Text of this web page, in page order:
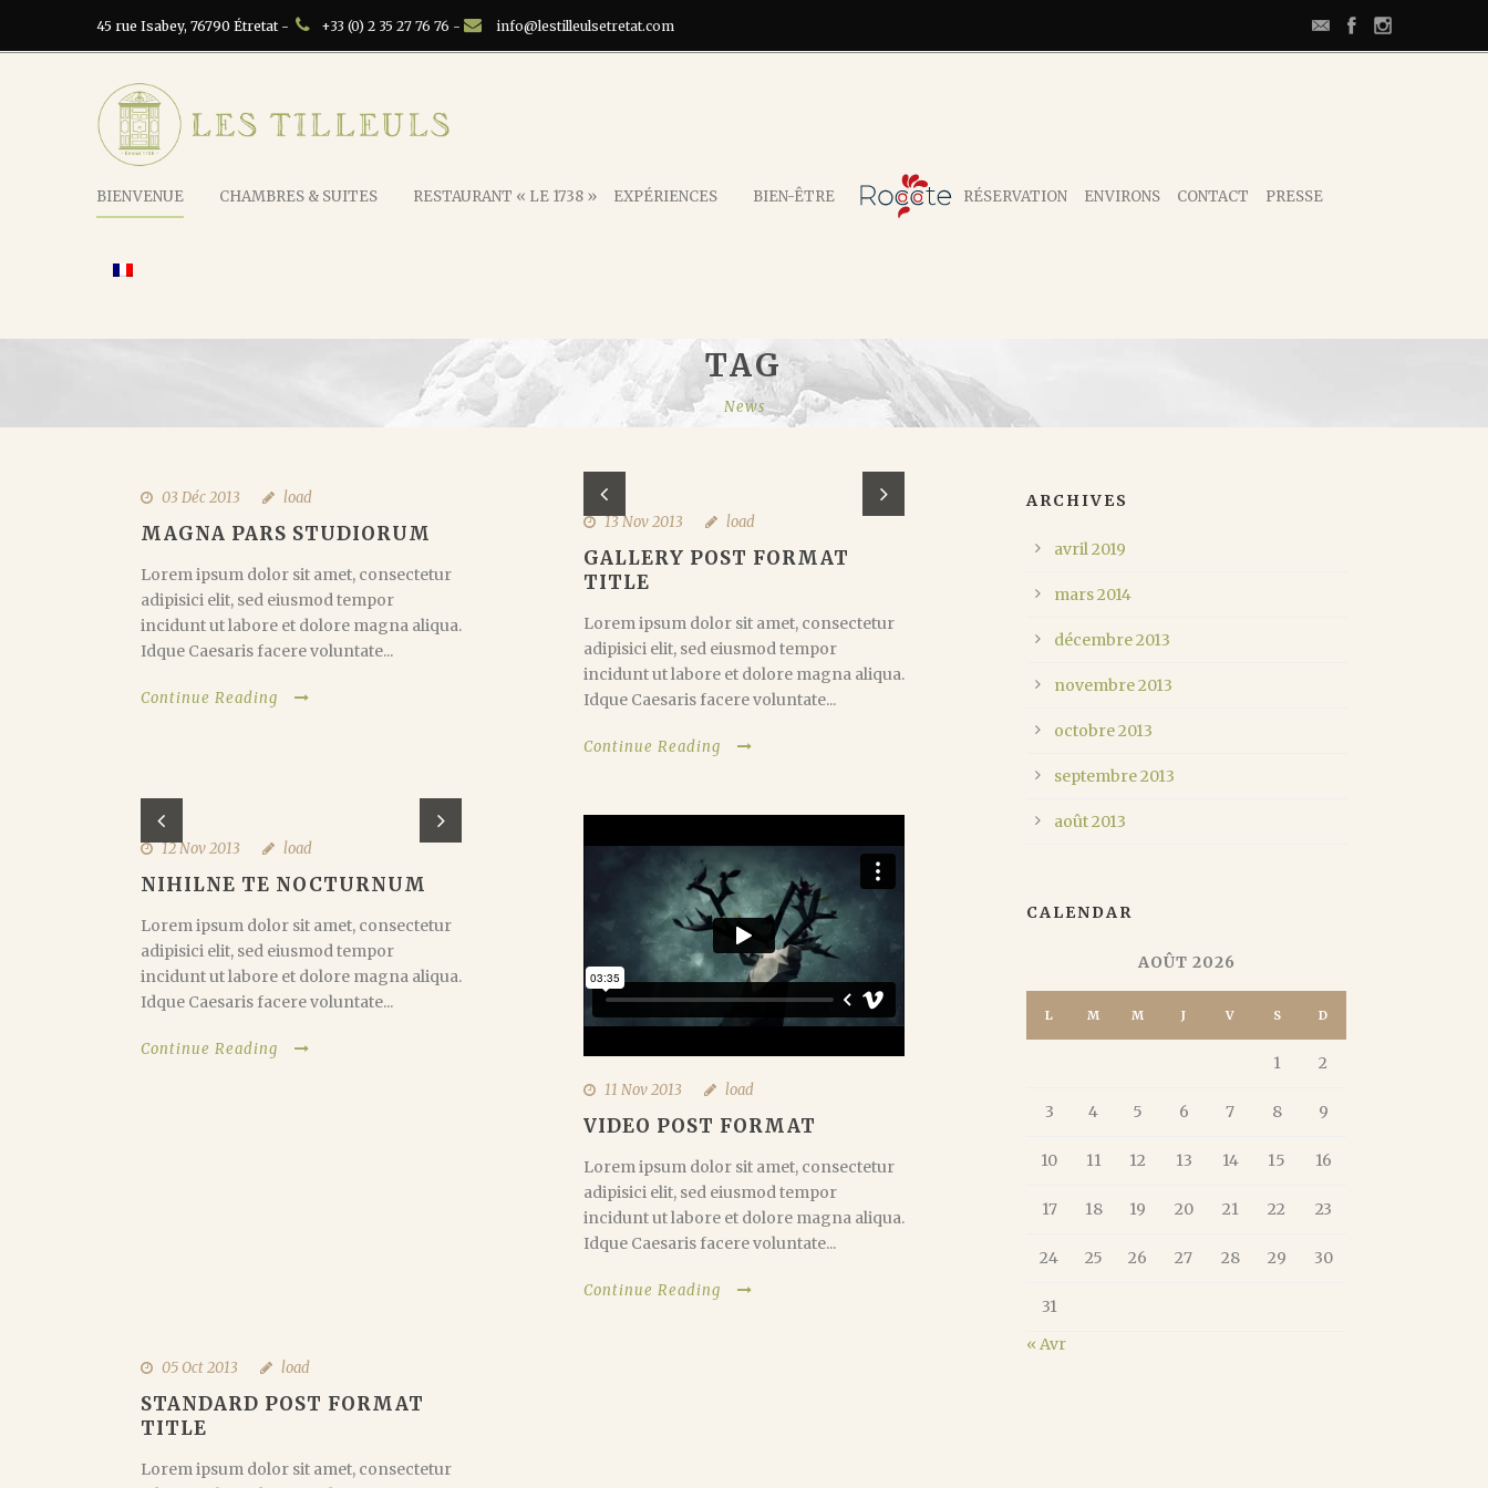
45 rue Isabey, 76790 Étretat - +33 (0) 2 35 27 76 76 - info@lestilleulsetretat.com
BIENVENUE CHAMBRES & SUITES RESTAURANT « LE 1738 » EXPÉRIENCES BIEN-ÊTRE RÉSERVATION ENVIRONS CONTACT PRESSE
TAG
News
03 Déc 2013 load
MAGNA PARS STUDIORUM
Lorem ipsum dolor sit amet, consectetur
adipisici elit, sed eiusmod tempor
incidunt ut labore et dolore magna aliqua.
Idque Caesaris facere voluntate...
Continue Reading
13 Nov 2013 load
GALLERY POST FORMAT
TITLE
Lorem ipsum dolor sit amet, consectetur
adipisici elit, sed eiusmod tempor
incidunt ut labore et dolore magna aliqua.
Idque Caesaris facere voluntate...
Continue Reading
12 Nov 2013 load
NIHILNE TE NOCTURNUM
Lorem ipsum dolor sit amet, consectetur
adipisici elit, sed eiusmod tempor
incidunt ut labore et dolore magna aliqua.
Idque Caesaris facere voluntate...
Continue Reading
11 Nov 2013 load
VIDEO POST FORMAT
Lorem ipsum dolor sit amet, consectetur
adipisici elit, sed eiusmod tempor
incidunt ut labore et dolore magna aliqua.
Idque Caesaris facere voluntate...
Continue Reading
05 Oct 2013 load
STANDARD POST FORMAT
TITLE
Lorem ipsum dolor sit amet, consectetur
ARCHIVES
avril 2019
mars 2014
décembre 2013
novembre 2013
octobre 2013
septembre 2013
août 2013
CALENDAR
AOÛT 2026
L M M J V S D
1 2
3 4 5 6 7 8 9
10 11 12 13 14 15 16
17 18 19 20 21 22 23
24 25 26 27 28 29 30
31
« Avr